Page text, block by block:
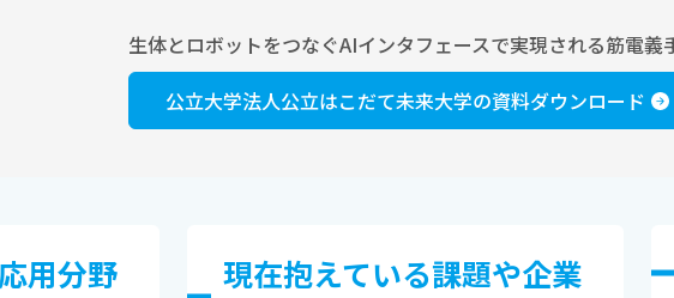
生体とロボットをつなぐAIインタフェースで実現される筋電義
公立大学法人公立はこだて未来大学の資料ダウンロード
⽤分野
現在抱えている課題や企業